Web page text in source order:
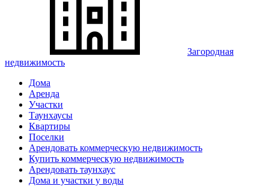
Загородная
недвижимость
Дома
Аренда
Участки
Таунхаусы
Квартиры
Поселки
Арендовать коммерческую недвижимость
Купить коммерческую недвижимость
Арендовать таунхаус
Дома и участки у воды